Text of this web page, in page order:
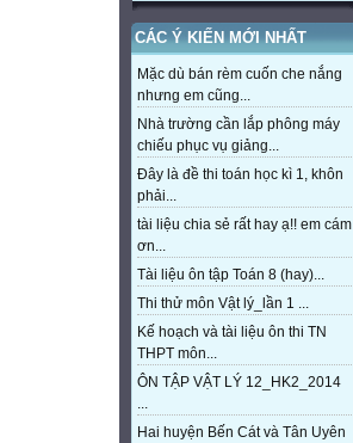
CÁC Ý KIẾN MỚI NHẤT
Mặc dù bán rèm cuốn che nắng
nhưng em cũng...
Nhà trường cần lắp phông máy
chiếu phục vụ giảng...
Đây là đề thi toán học kì 1, khôn
phải...
tài liệu chia sẻ rất hay ạ!! em cám
ơn...
Tài liệu ôn tập Toán 8 (hay)...
Thi thử môn Vật lý_lần 1 ...
Kế hoạch và tài liệu ôn thi TN
THPT môn...
ÔN TẬP VẬT LÝ 12_HK2_2014
...
Hai huyện Bến Cát và Tân Uyên